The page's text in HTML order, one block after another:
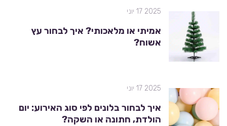
2025 17 יוני
אמיתי או מלאכותי? איך לבחור עץ
אשוח?
2025 17 יוני
איך לבחור בלונים לפי סוג האירוע: יום
הולדת, חתונה או השקה?